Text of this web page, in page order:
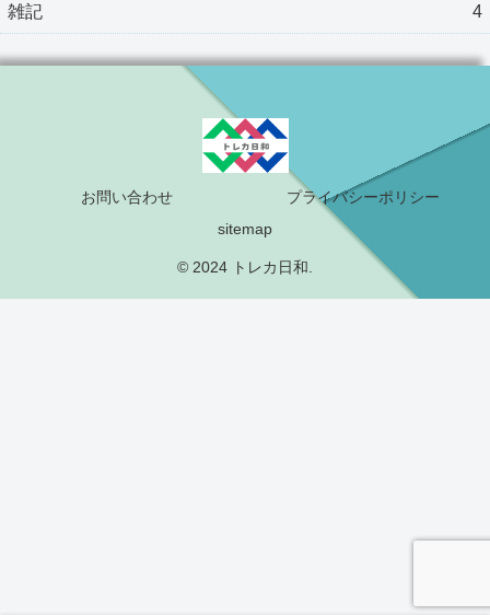
雑記 4
お問い合わせ
プライバシーポリシー
sitemap
© 2024 トレカ日和.